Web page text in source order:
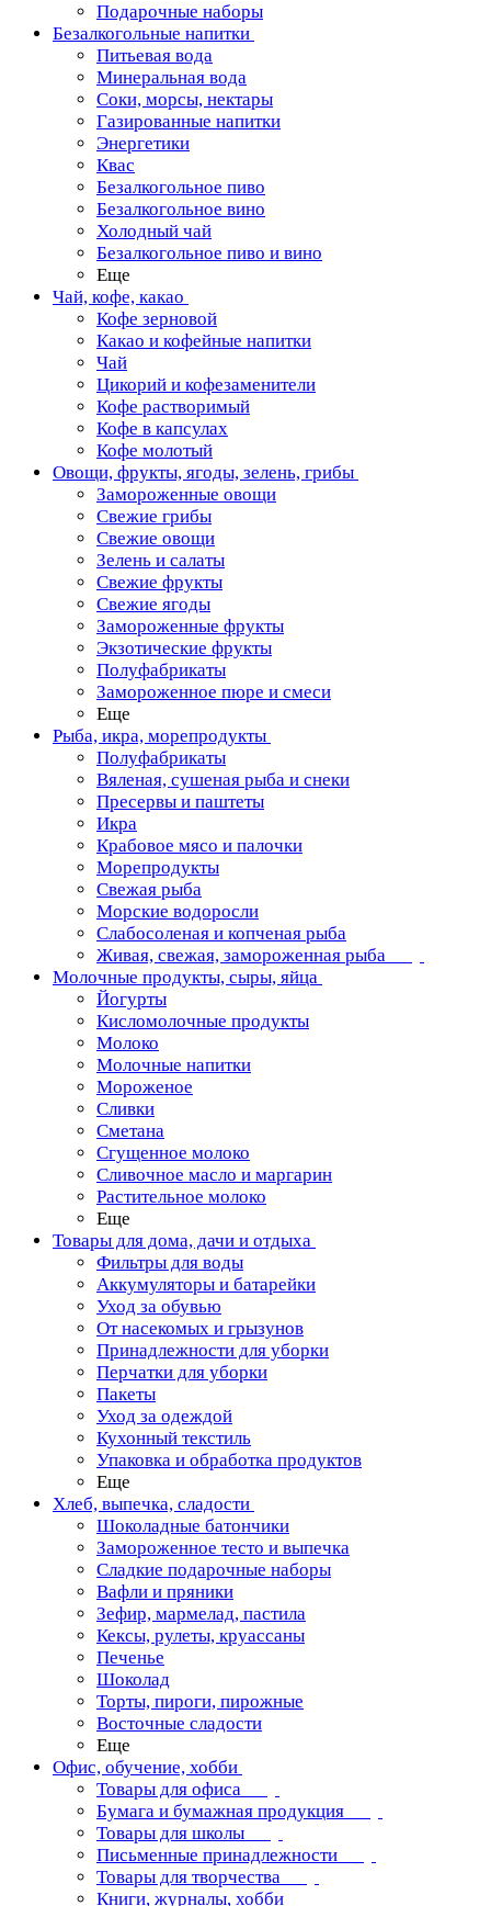
Подарочные наборы
Безалкогольные напитки
Питьевая вода
Минеральная вода
Соки, морсы, нектары
Газированные напитки
Энергетики
Квас
Безалкогольное пиво
Безалкогольное вино
Холодный чай
Безалкогольное пиво и вино
Еще
Чай, кофе, какао
Кофе зерновой
Какао и кофейные напитки
Чай
Цикорий и кофезаменители
Кофе растворимый
Кофе в капсулах
Кофе молотый
Овощи, фрукты, ягоды, зелень, грибы
Замороженные овощи
Свежие грибы
Свежие овощи
Зелень и салаты
Свежие фрукты
Свежие ягоды
Замороженные фрукты
Экзотические фрукты
Полуфабрикаты
Замороженное пюре и смеси
Еще
Рыба, икра, морепродукты
Полуфабрикаты
Вяленая, сушеная рыба и снеки
Пресервы и паштеты
Икра
Крабовое мясо и палочки
Морепродукты
Свежая рыба
Морские водоросли
Слабосоленая и копченая рыба
Живая, свежая, замороженная рыба
Молочные продукты, сыры, яйца
Йогурты
Кисломолочные продукты
Молоко
Молочные напитки
Мороженое
Сливки
Сметана
Сгущенное молоко
Сливочное масло и маргарин
Растительное молоко
Еще
Товары для дома, дачи и отдыха
Фильтры для воды
Аккумуляторы и батарейки
Уход за обувью
От насекомых и грызунов
Принадлежности для уборки
Перчатки для уборки
Пакеты
Уход за одеждой
Кухонный текстиль
Упаковка и обработка продуктов
Еще
Хлеб, выпечка, сладости
Шоколадные батончики
Замороженное тесто и выпечка
Сладкие подарочные наборы
Вафли и пряники
Зефир, мармелад, пастила
Кексы, рулеты, круассаны
Печенье
Шоколад
Торты, пироги, пирожные
Восточные сладости
Еще
Офис, обучение, хобби
Товары для офиса
Бумага и бумажная продукция
Товары для школы
Письменные принадлежности
Товары для творчества
Книги, журналы, хобби